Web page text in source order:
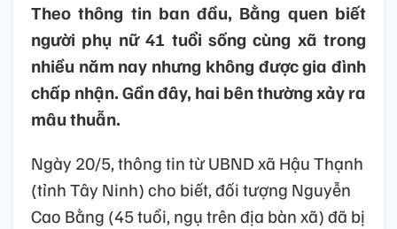
Theo thông tin ban đầu, Bằng quen biết
người phụ nữ 41 tuổi sống cùng xã trong
nhiều năm nay nhưng không được gia đình
chấp nhận. Gần đây, hai bên thường xảy ra
mâu thuẫn.
Ngày 20/5, thông tin từ UBND xã Hậu Thạnh
(tỉnh Tây Ninh) cho biết, đối tượng Nguyễn
Cao Bằng (45 tuổi, ngụ trên địa bàn xã) đã bị